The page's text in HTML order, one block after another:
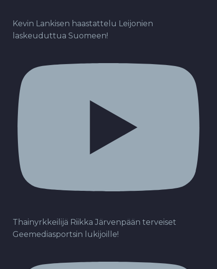
Kevin Lankisen haastattelu Leijonien
laskeuduttua Suomeen!
Thainyrkkeilijä Riikka Järvenpään terveiset
Geemediasportsin lukijoille!